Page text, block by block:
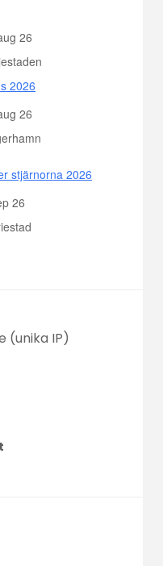
26
2026
26
stjärnorna 2026
26
(unika IP)